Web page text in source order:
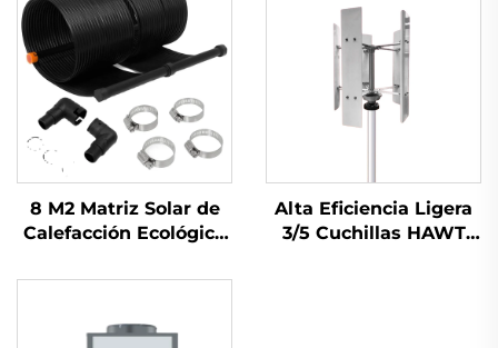
8 M2 Matriz Solar de
Calefacción Ecológica
Goma para Absorber
Calentador de Agua
Alta Eficiencia Ligera
3/5 Cuchillas HAWT